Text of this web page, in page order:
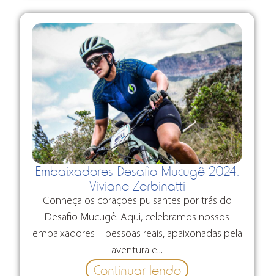
Embaixadores Desafio Mucugê 2024:
Viviane Zerbinatti
Conheça os corações pulsantes por trás do
Desafio Mucugê! Aqui, celebramos nossos
embaixadores – pessoas reais, apaixonadas pela
aventura e...
Continuar lendo